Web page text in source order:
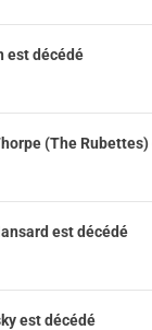
est décédé
(The
est décédé
est décédé